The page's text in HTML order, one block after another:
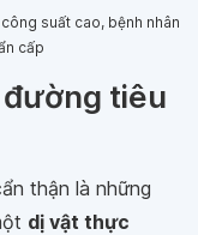
suất cao, bệnh nhân
cấp
tiêu
thận là những
dị vật thực